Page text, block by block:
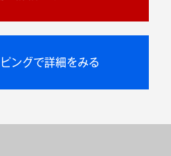
ングで詳細をみる